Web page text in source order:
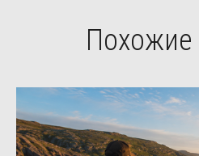
Похожие